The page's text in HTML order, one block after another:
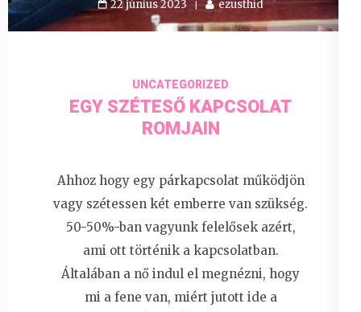
22 június 2023 ezusthid
UNCATEGORIZED
EGY SZÉTESŐ KAPCSOLAT
ROMJAIN
Ahhoz hogy egy párkapcsolat működjön
vagy szétessen két emberre van szükség.
50-50%-ban vagyunk felelősek azért,
ami ott történik a kapcsolatban.
Általában a nő indul el megnézni, hogy
mi a fene van, miért jutott ide a